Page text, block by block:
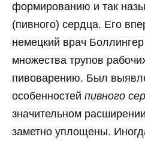
формированию и так
(пивного) сердца. Его
немецкий врач
множества трупов
пивоварению. Был
особенностей пивного
значительном
заметно уплощены.